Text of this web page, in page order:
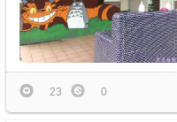
23 0